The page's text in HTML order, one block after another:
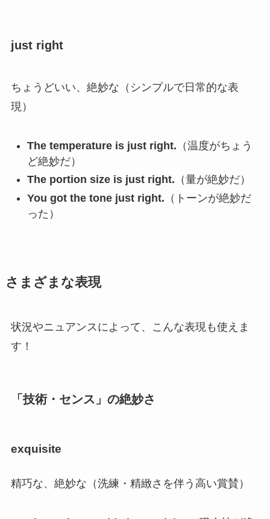
just right
ちょうどいい、絶妙な（シンプルで日常的な表
現）
The temperature is just right. （温度がちょう
ど絶妙だ）
The portion size is just right. （量が絶妙だ）
You got the tone just right. （トーンが絶妙だ
った）
さまざまな表現
状況やニュアンスによって、こんな表現も使えま
す！
「技術・センス」の絶妙さ
exquisite
精巧な、絶妙な（洗練・精緻さを伴う高い賞賛）